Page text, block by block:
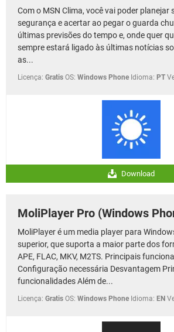
Com o MSN Clima, você vai poder planejar
segurança e acertar ao pegar o guarda
últimas previsões do tempo e, onde quer
sempre estará ligado às últimas notícias
as...
Licença: Gratis OS: Windows Phone Idioma: PT
Download
MoliPlayer Pro (Windows
MoliPlayer é um media player para
superior, que suporta a maior parte dos
APE, FLAC, MKV, M2TS. Principais
Configuração necessária Desvantagem
funcionalidades Além de...
Licença: Gratis OS: Windows Phone Idioma: EN